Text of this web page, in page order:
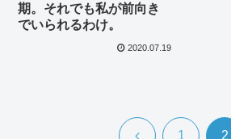
期。それでも私が前向き
でいられるわけ。
2020.07.19
前 1 2